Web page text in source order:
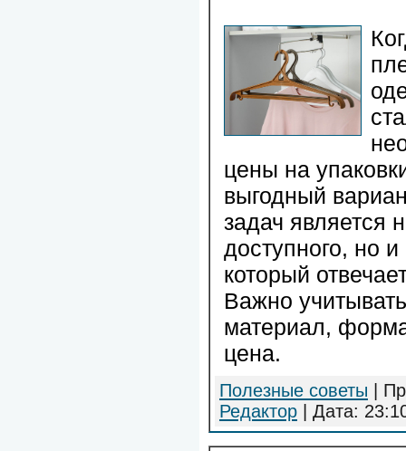
цены на
выгодный
задач является
доступного, но и
который
Важно
материал,
цена.
Полезные советы |
Редактор | Дата: